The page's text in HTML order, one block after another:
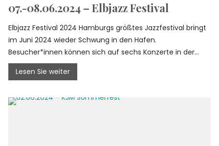
07.-08.06.2024 – Elbjazz Festival
Elbjazz Festival 2024 Hamburgs größtes Jazzfestival bringt
im Juni 2024 wieder Schwung in den Hafen.
Besucher*innen können sich auf sechs Konzerte in der...
Lesen Sie weiter